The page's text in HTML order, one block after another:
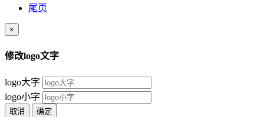
尾页
×
修改logo文字
logo大字
logo小字
取消 确定